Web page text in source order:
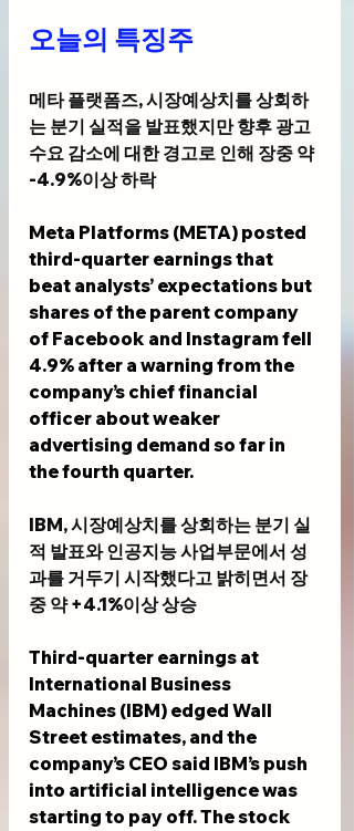
오늘의 특징주
메타 플랫폼즈, 시장예상치를 상회하
는 분기 실적을 발표했지만 향후 광고
수요 감소에 대한 경고로 인해 장중 약
-4.9%이상 하락
Meta Platforms (META) posted
third-quarter earnings that
beat analysts’ expectations but
shares of the parent company
of Facebook and Instagram fell
4.9% after a warning from the
company’s chief financial
officer about weaker
advertising demand so far in
the fourth quarter.
IBM, 시장예상치를 상회하는 분기 실
적 발표와 인공지능 사업부문에서 성
과를 거두기 시작했다고 밝히면서 장
중 약 +4.1%이상 상승
Third-quarter earnings at
International Business
Machines (IBM) edged Wall
Street estimates, and the
company’s CEO said IBM’s push
into artificial intelligence was
starting to pay off. The stock